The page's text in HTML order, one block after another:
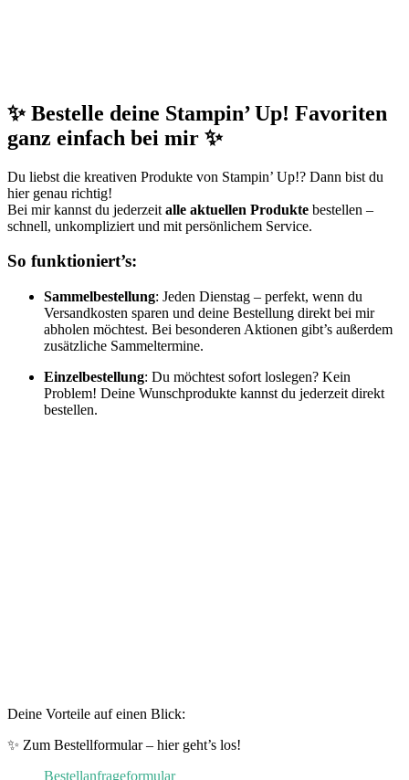
✨ Bestelle deine Stampin’ Up! Favoriten
ganz einfach bei mir ✨
Du liebst die kreativen Produkte von Stampin’ Up!? Dann bist du
hier genau richtig!
Bei mir kannst du jederzeit alle aktuellen Produkte bestellen –
schnell, unkompliziert und mit persönlichem Service.
So funktioniert’s:
Sammelbestellung: Jeden Dienstag – perfekt, wenn du
Versandkosten sparen und deine Bestellung direkt bei mir
abholen möchtest. Bei besonderen Aktionen gibt’s außerdem
zusätzliche Sammeltermine.
Einzelbestellung: Du möchtest sofort loslegen? Kein
Problem! Deine Wunschprodukte kannst du jederzeit direkt
bestellen.
Deine Vorteile auf einen Blick:
✨ Zum Bestellformular – hier geht’s los!
Bestellanfrageformular